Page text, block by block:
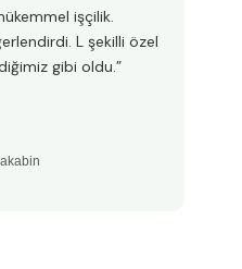
işçilik.
L şekilli özel
gibi oldu.”